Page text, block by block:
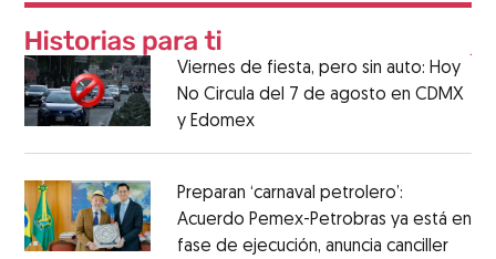
Viernes de fiesta, pero sin auto: Hoy
No Circula del 7 de agosto en CDMX
y Edomex
Preparan ‘carnaval petrolero’:
Acuerdo Pemex-Petrobras ya está en
fase de ejecución, anuncia canciller